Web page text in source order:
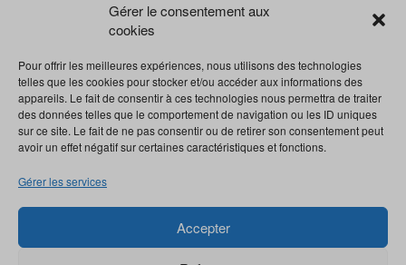
Gérer le consentement aux
cookies
Pour offrir les meilleures expériences, nous utilisons des technologies
telles que les cookies pour stocker et/ou accéder aux informations des
appareils. Le fait de consentir à ces technologies nous permettra de traiter
des données telles que le comportement de navigation ou les ID uniques
sur ce site. Le fait de ne pas consentir ou de retirer son consentement peut
avoir un effet négatif sur certaines caractéristiques et fonctions.
Gérer les services
Accepter